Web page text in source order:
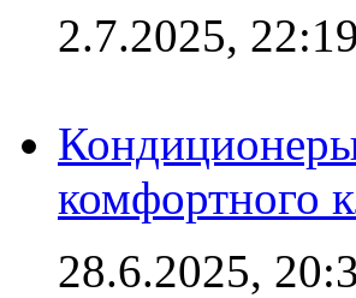
2.7.2025, 22:19
комфортного
28.6.2025,